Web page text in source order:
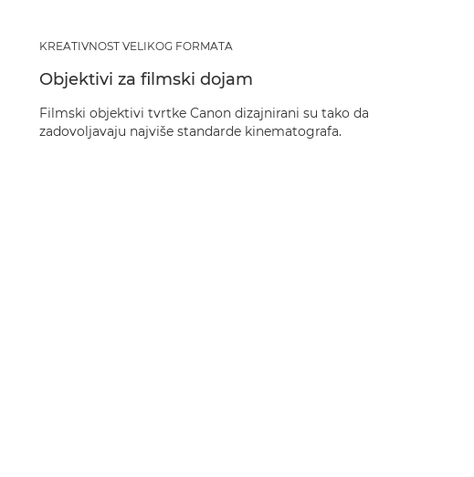
KREATIVNOST VELIKOG FORMATA
Objektivi za filmski dojam
Filmski objektivi tvrtke Canon dizajnirani su tako da
zadovoljavaju najviše standarde kinematografa.